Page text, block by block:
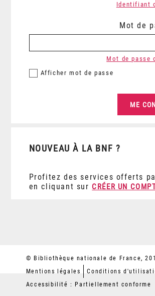
Identifiant
Mot de
Afficher mot de passe
Mot de passe
NOUVEAU À LA BNF ?
Profitez des services offerts
en cliquant sur CRÉER UN
© Bibliothèque nationale de France,
Mentions légales
Conditions
Accessibilité : Partiellement conforme